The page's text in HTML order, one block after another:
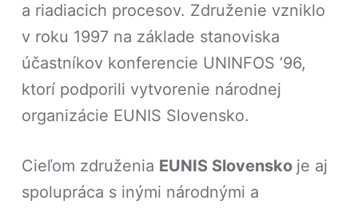
a riadiacich procesov. Združenie vzniklo
v roku 1997 na základe stanoviska
účastníkov konferencie UNINFOS ’96,
ktorí podporili vytvorenie národnej
organizácie EUNIS Slovensko.
Cieľom združenia EUNIS Slovensko je aj
spolupráca s inými národnými a